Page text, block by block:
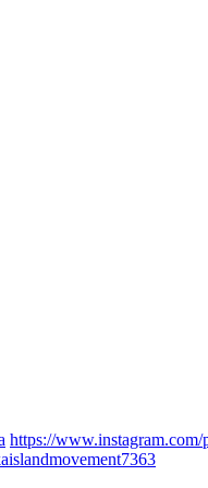
https://www.instagram.com/